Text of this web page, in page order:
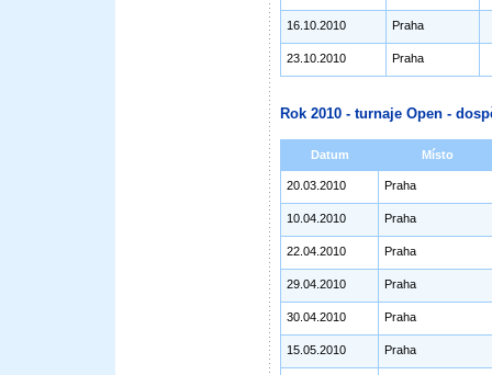
16.10.2010 Praha
23.10.2010 Praha
Rok 2010 - turnaje Open -
Datum Místo
20.03.2010 Praha
10.04.2010 Praha
22.04.2010 Praha
29.04.2010 Praha
30.04.2010 Praha
15.05.2010 Praha